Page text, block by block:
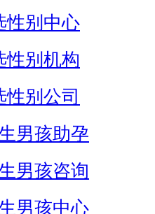
性别中心
性别机构
别公司
男孩助孕
男孩咨询
男孩中心